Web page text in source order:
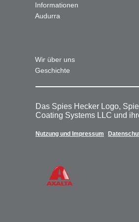
Informationen
Audurra
Wir über uns
Geschichte
Das Spies Hecker Logo,
Coating Systems LLC und
Nutzung und Impressum